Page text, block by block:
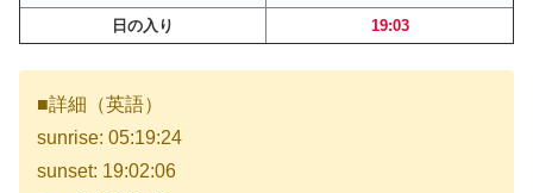
日の入り
19:03
■詳細（英語）
sunrise: 05:19:24
sunset: 19:02:06